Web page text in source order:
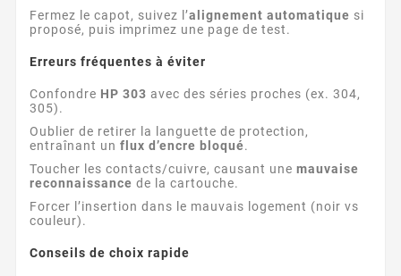
Fermez le capot, suivez l’alignement automatique si
proposé, puis imprimez une page de test.
Erreurs fréquentes à éviter
Confondre HP 303 avec des séries proches (ex. 304,
305).
Oublier de retirer la languette de protection,
entraînant un flux d’encre bloqué.
Toucher les contacts/cuivre, causant une mauvaise
reconnaissance de la cartouche.
Forcer l’insertion dans le mauvais logement (noir vs
couleur).
Conseils de choix rapide